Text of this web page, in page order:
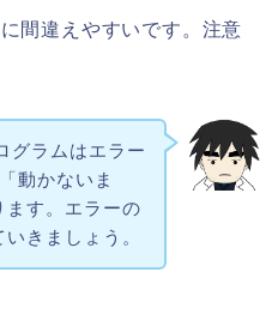
間違えやすいです。注意
グラムはエラー
動かないま
ます。エラーの
きましょう。